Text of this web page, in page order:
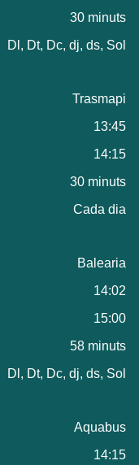
30 minuts
Dl, Dt, Dc, dj, ds, Sol
Trasmapi
13:45
14:15
30 minuts
Cada dia
Balearia
14:02
15:00
58 minuts
Dl, Dt, Dc, dj, ds, Sol
Aquabus
14:15